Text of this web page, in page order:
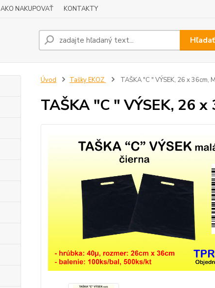
AKO NAKUPOVAŤ KONTAKTY
Hľadať
Úvod Tašky EKOZ TAŠKA "C " VÝSEK, 26 x 36cm,
TAŠKA "C " VÝSEK, 26